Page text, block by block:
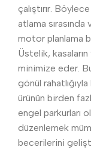
çalıştırır.
atlama sırasında
motor planlama
Üstelik,
minimize eder.
gönül
ürünün birden
engel parkurları
düzenlemek
becerilerini